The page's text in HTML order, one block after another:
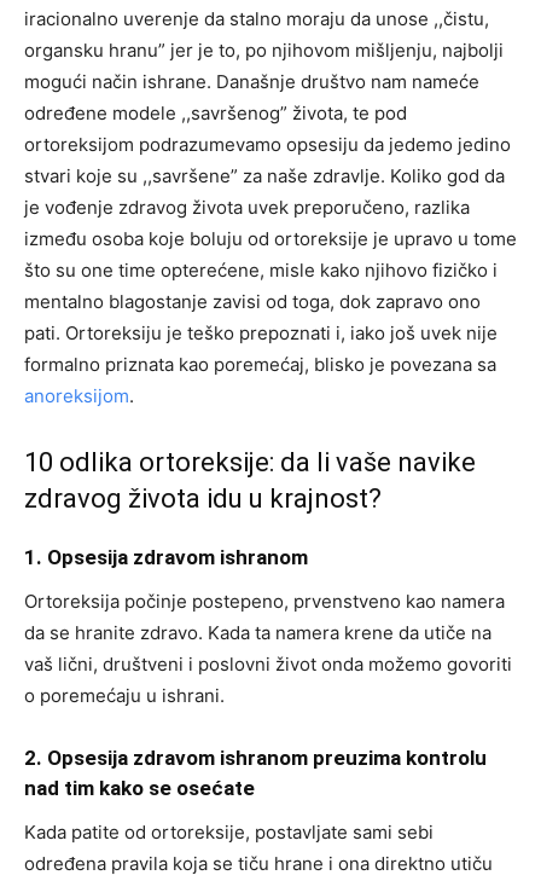
iracionalno uverenje da stalno moraju da unose ,,čistu,
organsku hranu” jer je to, po njihovom mišljenju, najbolji
mogući način ishrane. Današnje društvo nam nameće
određene modele ,,savršenog” života, te pod
ortoreksijom podrazumevamo opsesiju da jedemo jedino
stvari koje su ,,savršene” za naše zdravlje. Koliko god da
je vođenje zdravog života uvek preporučeno, razlika
između osoba koje boluju od ortoreksije je upravo u tome
što su one time opterećene, misle kako njihovo fizičko i
mentalno blagostanje zavisi od toga, dok zapravo ono
pati. Ortoreksiju je teško prepoznati i, iako još uvek nije
formalno priznata kao poremećaj, blisko je povezana sa
anoreksijom.
10 odlika ortoreksije: da li vaše navike
zdravog života idu u krajnost?
1. Opsesija zdravom ishranom
Ortoreksija počinje postepeno, prvenstveno kao namera
da se hranite zdravo. Kada ta namera krene da utiče na
vaš lični, društveni i poslovni život onda možemo govoriti
o poremećaju u ishrani.
2. Opsesija zdravom ishranom preuzima kontrolu
nad tim kako se osećate
Kada patite od ortoreksije, postavljate sami sebi
određena pravila koja se tiču hrane i ona direktno utiču